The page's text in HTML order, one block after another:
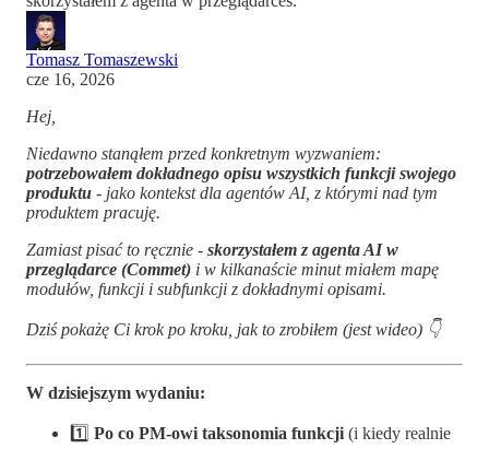
Tomasz Tomaszewski
cze 16, 2026
Hej,
Niedawno stanąłem przed konkretnym wyzwaniem:
potrzebowałem dokładnego opisu wszystkich funkcji swojego
produktu - jako kontekst dla agentów AI, z którymi nad tym
produktem pracuję.
Zamiast pisać to ręcznie - skorzystałem z agenta AI w
przeglądarce (Commet) i w kilkanaście minut miałem mapę
modułów, funkcji i subfunkcji z dokładnymi opisami.
Dziś pokażę Ci krok po kroku, jak to zrobiłem (jest wideo) 👇
W dzisiejszym wydaniu:
1️⃣ Po co PM-owi taksonomia funkcji (i kiedy realnie